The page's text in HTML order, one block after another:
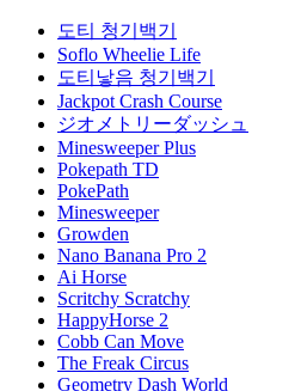
도티 청기백기
Soflo Wheelie Life
도티낳음 청기백기
Jackpot Crash Course
ジオメトリーダッシュ
Minesweeper Plus
Pokepath TD
PokePath
Minesweeper
Growden
Nano Banana Pro 2
Ai Horse
Scritchy Scratchy
HappyHorse 2
Cobb Can Move
The Freak Circus
Geometry Dash World